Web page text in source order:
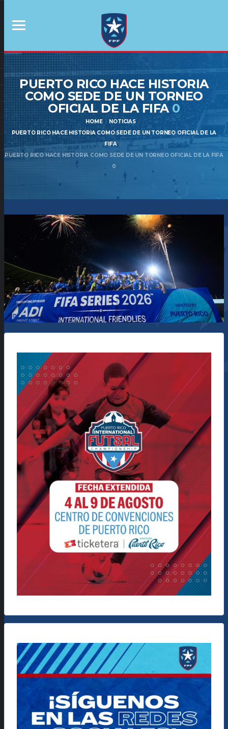
PUERTO RICO HACE HISTORIA
COMO SEDE DE UN TORNEO
OFICIAL DE LA FIFA 0
HOME
NOTICIAS
PUERTO RICO HACE HISTORIA COMO SEDE DE UN TORNEO OFICIAL DE LA
FIFA
PUERTO RICO HACE HISTORIA COMO SEDE DE UN TORNEO OFICIAL DE LA FIFA
0